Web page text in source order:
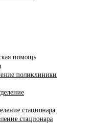
помощь
поликлиники
стационара
стационара